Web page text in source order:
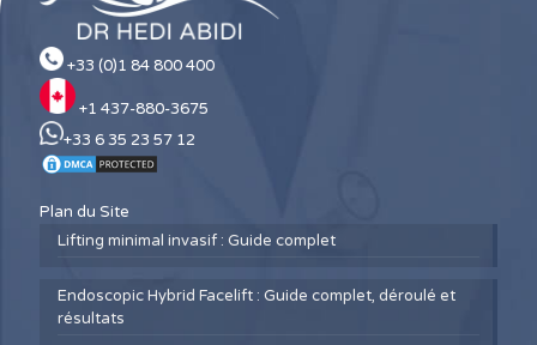
+33 (0)1 84 800 400
+1 437-880-3675
+33 6 35 23 57 12
Plan du Site
Lifting minimal invasif : Guide complet
Endoscopic Hybrid Facelift : Guide complet, déroulé et
résultats